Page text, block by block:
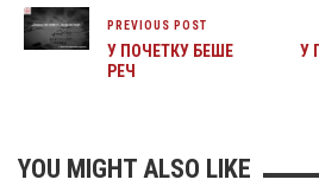
PREVIOUS POST
У ПОЧЕТКУ БЕШЕ
РЕЧ
У
YOU MIGHT ALSO LIKE